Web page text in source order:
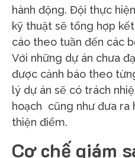
hành động. Đội thực
kỹ thuật sẽ tổng hợp
cáo theo tuần đến các
Với những dự án chưa
được cảnh báo theo
lý dự án sẽ có trách
hoạch cũng như đưa ra
thiện điểm.
Cơ chế giám